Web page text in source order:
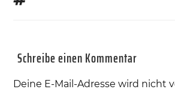
Schreibe einen Kommentar
Deine E-Mail-Adresse wird nicht